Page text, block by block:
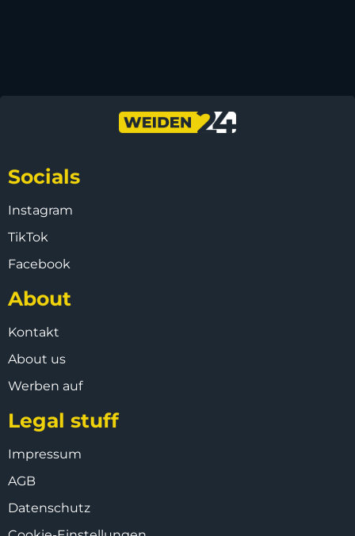
Socials
Instagram
TikTok
Facebook
About
Kontakt
About us
Werben auf
Legal stuff
Impressum
AGB
Datenschutz